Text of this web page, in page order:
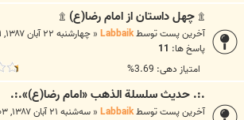
۩ چهل داستان از امام رضا(ع) ۩
آخرین پست توسطLabbaik
« چهارشنبه ۲۲ آبان ۱۳۸۷, ۹:۲۹ ب.ظ
پاسخ ها: 11
امتیاز دهی: 3.69%
.:. حدیث سلسلة الذهب «امام رضا(ع)».:.
آخرین پست توسطLabbaik
« سه‌شنبه ۲۱ آبان ۱۳۸۷, ۴:۰۳ ق.ظ